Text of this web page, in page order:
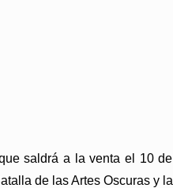
saldrá a la venta el 10
de las Artes Oscuras y